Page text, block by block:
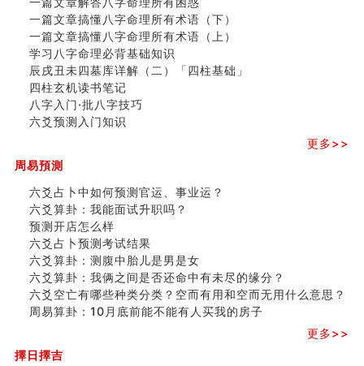
一篇文章搞懂八字命理所有术语（下）
一篇文章搞懂八字命理所有术语（上）
学习八字命理必背基础知识
辰戌丑未四墓库详解（二）「四柱基础」
四柱玄机读书笔记
八字入门·批八字技巧
六爻预测入门知识
更多>>
周易預測
六爻占卜中如何预测官运、事业运？
六爻算卦：我能面试升职吗？
预测开店怎么样
六爻占卜预测考试结果
六爻算卦：测腹中胎儿是男是女
六爻算卦：我俩之间是否还命中有未尽的缘分？
六爻空亡有哪些种类分类？空而有用和空而无用什么意思？
周易算卦：10月底前能不能有人买我的房子
更多>>
擇日擇吉